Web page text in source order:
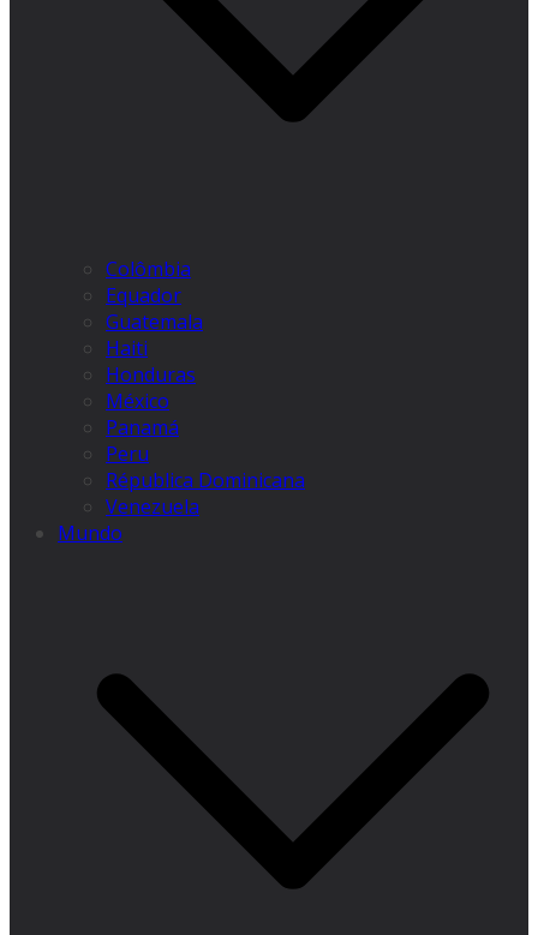
Colômbia
Equador
Guatemala
Haiti
Honduras
México
Panamá
Peru
Républica Dominicana
Venezuela
Mundo